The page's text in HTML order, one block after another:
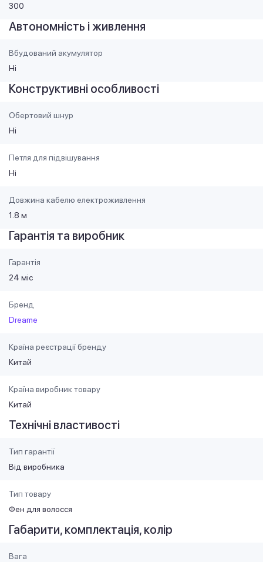
300
Автономність і живлення
Вбудований акумулятор
Ні
Конструктивні особливості
Обертовий шнур
Ні
Петля для підвішування
Ні
Довжина кабелю електроживлення
1.8 м
Гарантія та виробник
Гарантія
24 міс
Бренд
Dreame
Країна реєстрації бренду
Китай
Країна виробник товару
Китай
Технічні властивості
Тип гарантії
Від виробника
Тип товару
Фен для волосся
Габарити, комплектація, колір
Вага